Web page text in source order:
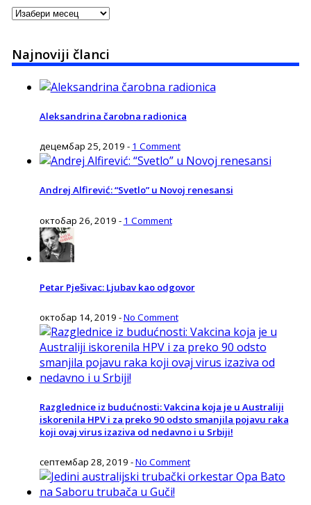
Arhiva
Najnoviji članci
Aleksandrina čarobna radionica
децембар 25, 2019 - 1 Comment
Andrej Alfirević: “Svetlo” u Novoj renesansi
октобар 26, 2019 - 1 Comment
Petar Pješivac: Ljubav kao odgovor
октобар 14, 2019 -No Comment
Razglednice iz budućnosti: Vakcina koja je u Australiji
iskorenila HPV i za preko 90 odsto smanjila pojavu raka
koji ovaj virus izaziva od nedavno i u Srbiji!
септембар 28, 2019 -No Comment